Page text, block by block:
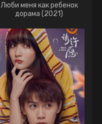
Люби меня как ребенок
дорама (2021)